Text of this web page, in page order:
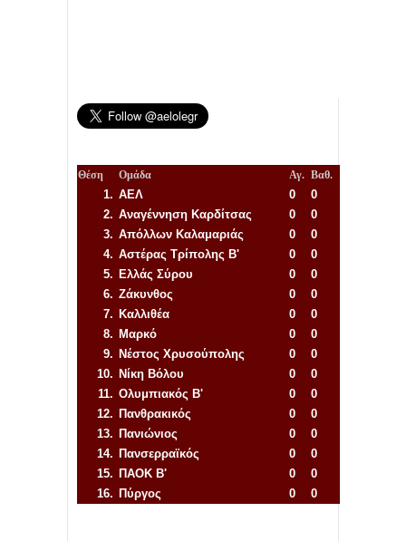
Θέση Ομάδα Αγ. Βαθ.
1. ΑΕΛ 0
0
2. Αναγέννηση Καρδίτσας 0
0
3. Απόλλων Καλαμαριάς 0
0
4. Αστέρας Τρίπολης Β' 0
0
5. Ελλάς Σύρου 0
0
6. Ζάκυνθος 0
0
7. Καλλιθέα 0
0
8. Μαρκό 0
0
9. Νέστος Χρυσούπολης 0
0
10. Νίκη Βόλου 0
0
11. Ολυμπιακός Β' 0
0
12. Πανθρακικός 0
0
13. Πανιώνιος 0
0
14. Πανσερραϊκός 0
0
15. ΠΑΟΚ Β' 0
0
16. Πύργος 0
0